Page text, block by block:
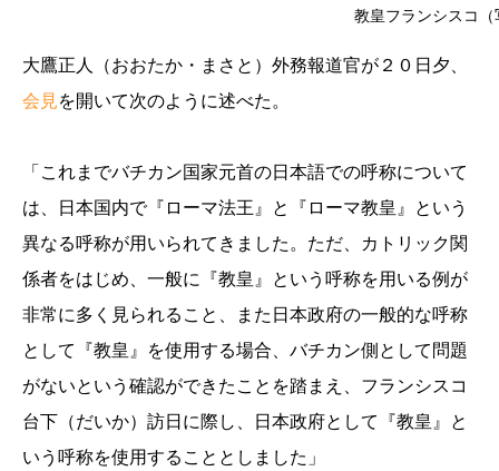
教皇フランシスコ
大鷹正人（おおたか・まさと）外務報道官が２０日夕、
会見を開いて次のように述べた。
「これまでバチカン国家元首の日本語での呼称について
は、日本国内で『ローマ法王』と『ローマ教皇』という
異なる呼称が用いられてきました。ただ、カトリック関
係者をはじめ、一般に『教皇』という呼称を用いる例が
非常に多く見られること、また日本政府の一般的な呼称
として『教皇』を使用する場合、バチカン側として問題
がないという確認ができたことを踏まえ、フランシスコ
台下（だいか）訪日に際し、日本政府として『教皇』と
いう呼称を使用することとしました」